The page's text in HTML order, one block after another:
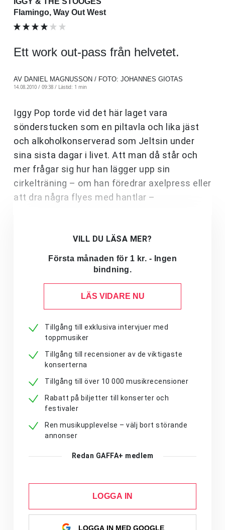
Flamingo, Way Out West
Ett work out-pass från helvetet.
AV DANIEL MAGNUSSON / FOTO: JOHANNES GIOTAS
14.08.2010 / 09:38 / Lästid: 1 min
Iggy Pop torde vid det här laget vara
sönderstucken som en piltavla och lika jäst
och alkoholkonserverad som Jeltsin under
sina sista dagar i livet. Att man då står och
mer frågar sig hur han lägger upp sin
cirkelträning – om han föredrar axelpress eller
att dra några flyes med hantlar –
VILL DU LÄSA MER?
Första månaden för 1 kr. - Ingen
bindning.
LÄS VIDARE NU
Tillgång till exklusiva intervjuer med
toppmusiker
Tillgång till recensioner av de viktigaste
konserterna
Tillgång till över 10 000 musikrecensioner
Rabatt på biljetter till konserter och
festivaler
Ren musikupplevelse – välj bort störande
annonser
Redan GAFFA+ medlem
LOGGA IN
LOGGA IN MED GOOGLE